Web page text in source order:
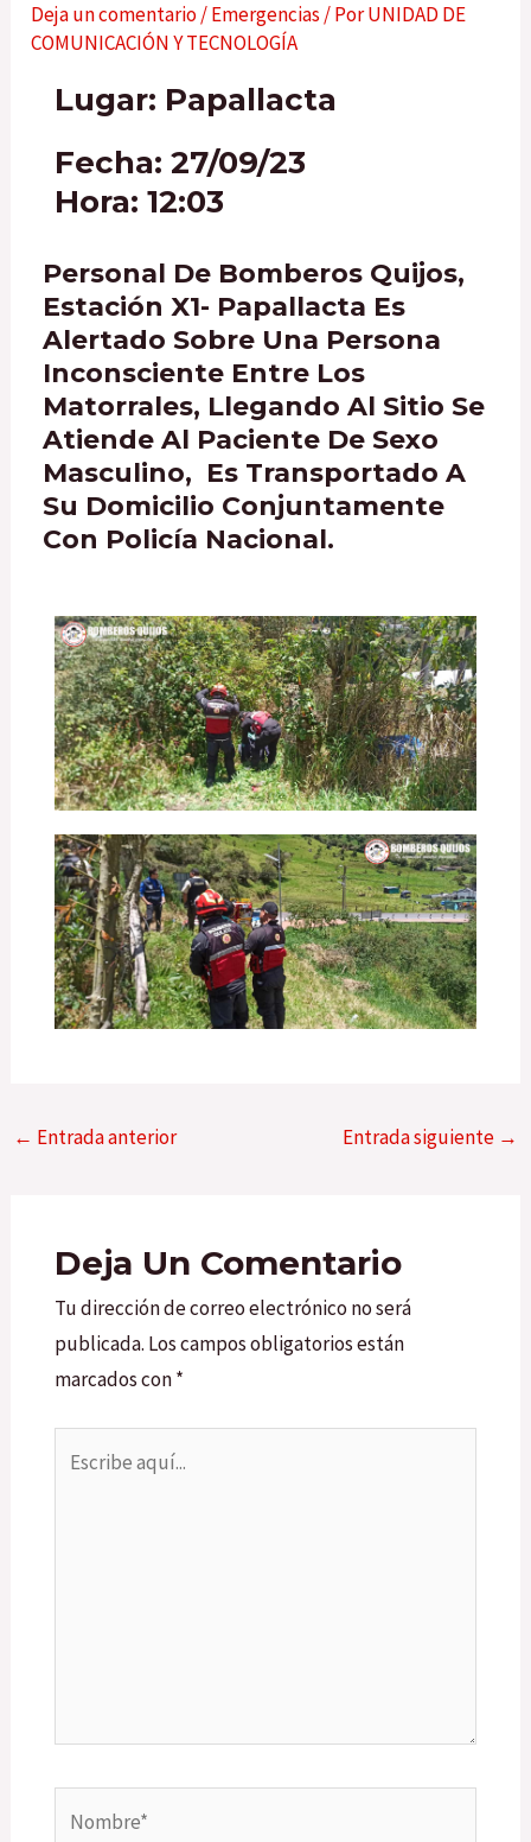
Deja un comentario/Emergencias / PorUNIDAD DE
COMUNICACIÓN Y TECNOLOGÍA
Lugar: Papallacta
Fecha: 27/09/23
Hora: 12:03
Personal De Bomberos Quijos,
Estación X1- Papallacta Es
Alertado Sobre Una Persona
Inconsciente Entre Los
Matorrales, Llegando Al Sitio Se
Atiende Al Paciente De Sexo
Masculino, Es Transportado A
Su Domicilio Conjuntamente
Con Policía Nacional.
← Entrada anterior Entrada siguiente →
Deja Un Comentario
Tu dirección de correo electrónico no será
publicada. Los campos obligatorios están
marcados con*